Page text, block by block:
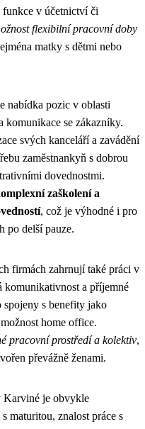
funkce v účetnictví či
flexibilní pracovní doby
matky s dětmi nebo
nabídka pozic v oblasti
komunikace se zákazníky.
svých kanceláří a zavádění
zaměstnankyň s dobrou
dovednostmi.
zaškolení a
, což je výhodné i pro
po delší pauze.
firmách zahrnují také práci v
komunikativnost a příjemné
spojeny s benefity jako
home office.
pracovní prostředí a kolektiv,
převážně ženami.
Karviné je obvykle
maturitou, znalost práce s